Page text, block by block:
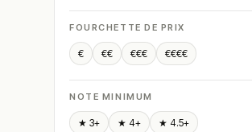
FOURCHETTE DE PRIX
€ €€ €€€ €€€€
NOTE MINIMUM
★ 3+ ★ 4+ ★ 4.5+